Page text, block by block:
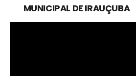
MUNICIPAL DE IRAUÇUBA